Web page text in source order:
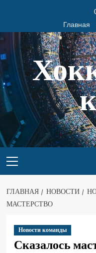
Главная
ГЛАВНАЯ НОВОСТИ
МАСТЕРСТВО
Новости команды
Сказалось